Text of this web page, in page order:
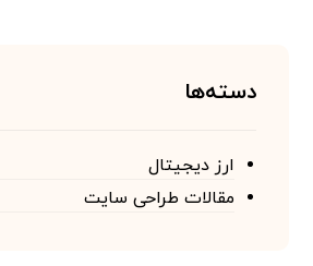
دسته‌ها
ارز دیجیتال
مقالات طراحی سایت